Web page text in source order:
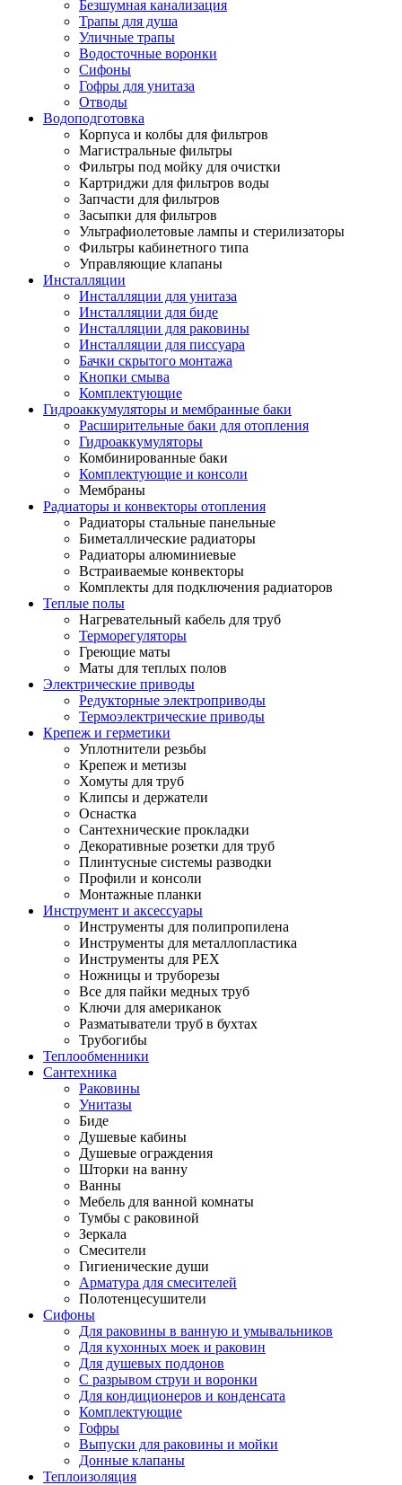
Безшумная канализация
Трапы для душа
Уличные трапы
Водосточные воронки
Сифоны
Гофры для унитаза
Отводы
Водоподготовка
Корпуса и колбы для фильтров
Магистральные фильтры
Фильтры под мойку для очистки
Картриджи для фильтров воды
Запчасти для фильтров
Засыпки для фильтров
Ультрафиолетовые лампы и стерилизаторы
Фильтры кабинетного типа
Управляющие клапаны
Инсталляции
Инсталляции для унитаза
Инсталляции для биде
Инсталляции для раковины
Инсталляции для писсуара
Бачки скрытого монтажа
Кнопки смыва
Комплектующие
Гидроаккумуляторы и мембранные баки
Расширительные баки для отопления
Гидроаккумуляторы
Комбинированные баки
Комплектующие и консоли
Мембраны
Радиаторы и конвекторы отопления
Радиаторы стальные панельные
Биметаллические радиаторы
Радиаторы алюминиевые
Встраиваемые конвекторы
Комплекты для подключения радиаторов
Теплые полы
Нагревательный кабель для труб
Терморегуляторы
Греющие маты
Маты для теплых полов
Электрические приводы
Редукторные электроприводы
Термоэлектрические приводы
Крепеж и герметики
Уплотнители резьбы
Крепеж и метизы
Хомуты для труб
Клипсы и держатели
Оснастка
Сантехнические прокладки
Декоративные розетки для труб
Плинтусные системы разводки
Профили и консоли
Монтажные планки
Инструмент и аксессуары
Инструменты для полипропилена
Инструменты для металлопластика
Инструменты для PEX
Ножницы и труборезы
Все для пайки медных труб
Ключи для американок
Разматыватели труб в бухтах
Трубогибы
Теплообменники
Сантехника
Раковины
Унитазы
Биде
Душевые кабины
Душевые ограждения
Шторки на ванну
Ванны
Мебель для ванной комнаты
Тумбы с раковиной
Зеркала
Смесители
Гигиенические души
Арматура для смесителей
Полотенцесушители
Сифоны
Для раковины в ванную и умывальников
Для кухонных моек и раковин
Для душевых поддонов
С разрывом струи и воронки
Для кондиционеров и конденсата
Комплектующие
Гофры
Выпуски для раковины и мойки
Донные клапаны
Теплоизоляция